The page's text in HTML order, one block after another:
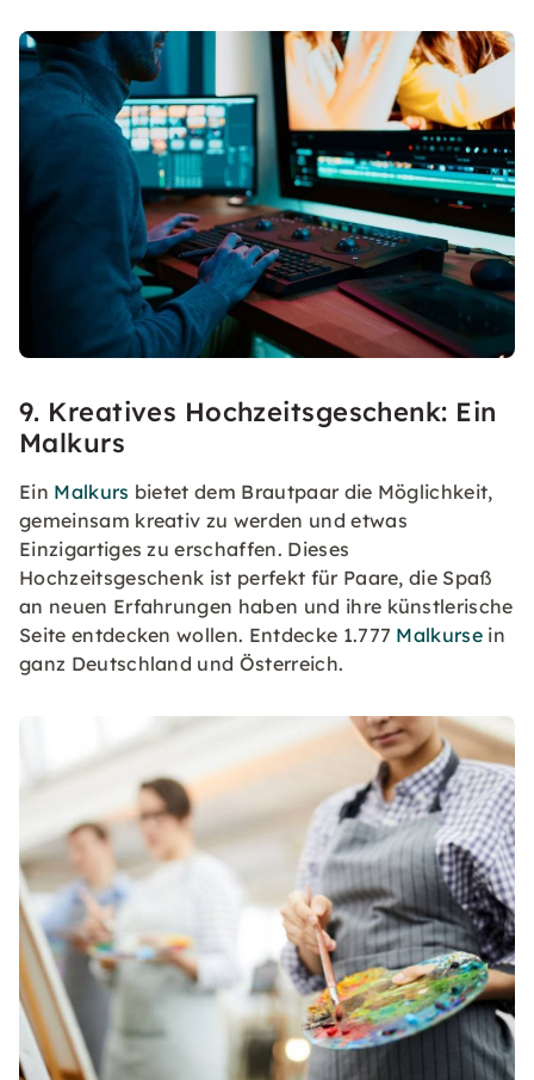
9. Kreatives Hochzeitsgeschenk: Ein
Malkurs
Ein Malkurs bietet dem Brautpaar die Möglichkeit,
gemeinsam kreativ zu werden und etwas
Einzigartiges zu erschaffen. Dieses
Hochzeitsgeschenk ist perfekt für Paare, die Spaß
an neuen Erfahrungen haben und ihre künstlerische
Seite entdecken wollen. Entdecke 1.777 Malkurse in
ganz Deutschland und Österreich.